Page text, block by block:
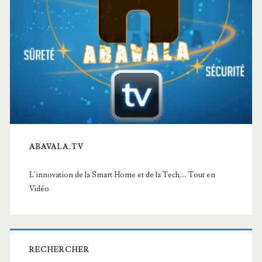
ABAVALA.TV
L'innovation de la Smart Home et de la Tech,... Tout en
Vidéo
RECHERCHER